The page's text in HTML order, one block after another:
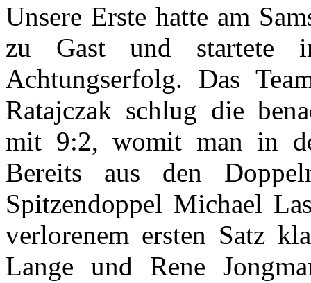
Unsere Erste hatte am
zu Gast und startete
Achtungserfolg. Das
Ratajczak schlug die
mit 9:2, womit man in
Bereits aus den
Spitzendoppel Michael
verlorenem ersten Satz
Lange und Rene